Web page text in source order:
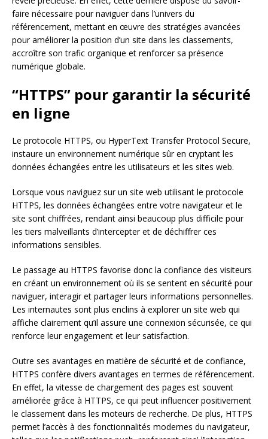
faire nécessaire pour naviguer dans l’univers du
référencement, mettant en œuvre des stratégies avancées
pour améliorer la position d’un site dans les classements,
accroître son trafic organique et renforcer sa présence
numérique globale.
“HTTPS” pour garantir la sécurité
en ligne
Le protocole HTTPS, ou HyperText Transfer Protocol Secure,
instaure un environnement numérique sûr en cryptant les
données échangées entre les utilisateurs et les sites web.
Lorsque vous naviguez sur un site web utilisant le protocole
HTTPS, les données échangées entre votre navigateur et le
site sont chiffrées, rendant ainsi beaucoup plus difficile pour
les tiers malveillants d’intercepter et de déchiffrer ces
informations sensibles.
Le passage au HTTPS favorise donc la confiance des visiteurs
en créant un environnement où ils se sentent en sécurité pour
naviguer, interagir et partager leurs informations personnelles.
Les internautes sont plus enclins à explorer un site web qui
affiche clairement qu’il assure une connexion sécurisée, ce qui
renforce leur engagement et leur satisfaction.
Outre ses avantages en matière de sécurité et de confiance,
HTTPS confère divers avantages en termes de référencement.
En effet, la vitesse de chargement des pages est souvent
améliorée grâce à HTTPS, ce qui peut influencer positivement
le classement dans les moteurs de recherche. De plus, HTTPS
permet l’accès à des fonctionnalités modernes du navigateur,